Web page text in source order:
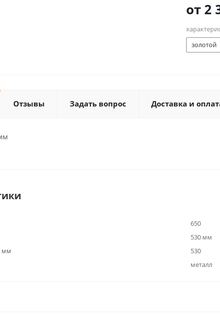
от 2
золотой
Отзывы Задать вопрос Доставка и
650
530 мм
мм
530
металл